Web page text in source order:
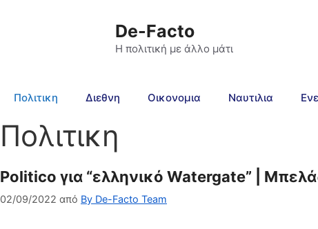
De-Facto
Η πολιτική με άλλο μάτι
Πολιτικη Διεθνη Οικονομια Ναυτιλια
Πολιτικη
Politico για “ελληνικό Watergate” |
02/09/2022 από By De-Facto Team